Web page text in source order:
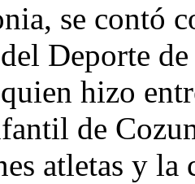
se contó
Deporte
hizo
de
atletas y